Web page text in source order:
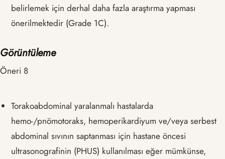
belirlemek için derhal daha fazla araştırma yapması
önerilmektedir (Grade 1C).
Görüntüleme
Öneri 8
Torakoabdominal yaralanmalı hastalarda
hemo-/pnömotoraks, hemoperikardiyum ve/veya serbest
abdominal sıvının saptanması için hastane öncesi
ultrasonografinin (PHUS) kullanılması eğer mümkünse,